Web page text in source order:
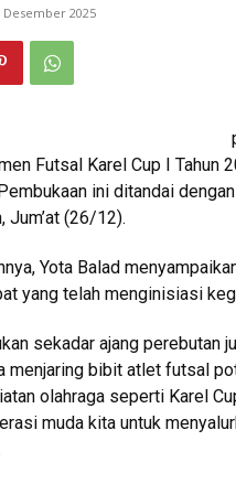
Desember 2025
Futsal Karel Cup I Tahun
ini ditandai
Jum’at (26/12).
Yota Balad
yang telah menginisiasi
sekadar ajang perebutan
menjaring bibit atlet futsal
olahraga seperti Karel
muda kita untuk